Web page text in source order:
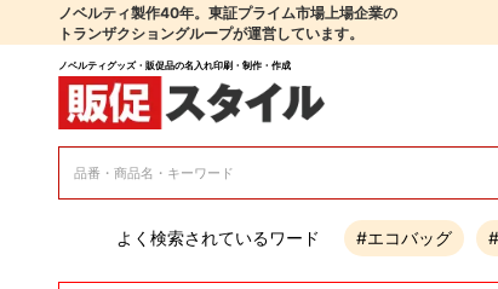
ノベルティ製作40年。東証プライム市場上場企業の
トランザクショングループが運営しています。
ノベルティグッズ・販促品の名入れ印刷・制作・作成
よく検索されているワード #エコバッグ